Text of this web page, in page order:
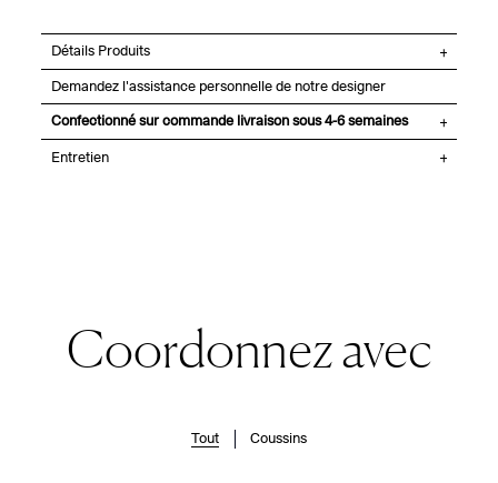
Détails Produits
Demandez l'assistance personnelle de notre designer
Confectionné sur commande livraison sous 4-6 semaines
Entretien
Coordonnez avec
Tout Coussins